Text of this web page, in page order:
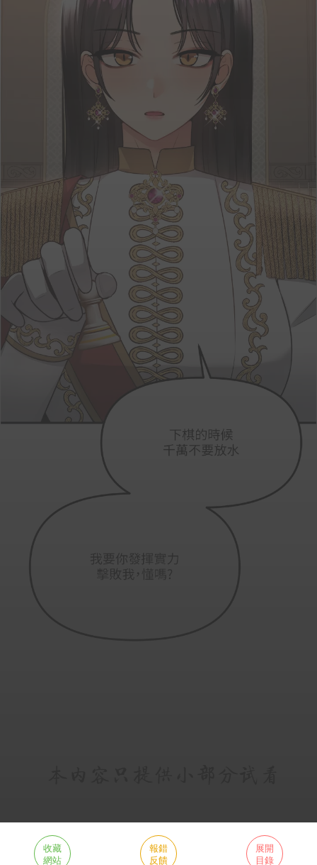
收藏
網站
報錯
反饋
展開
目錄